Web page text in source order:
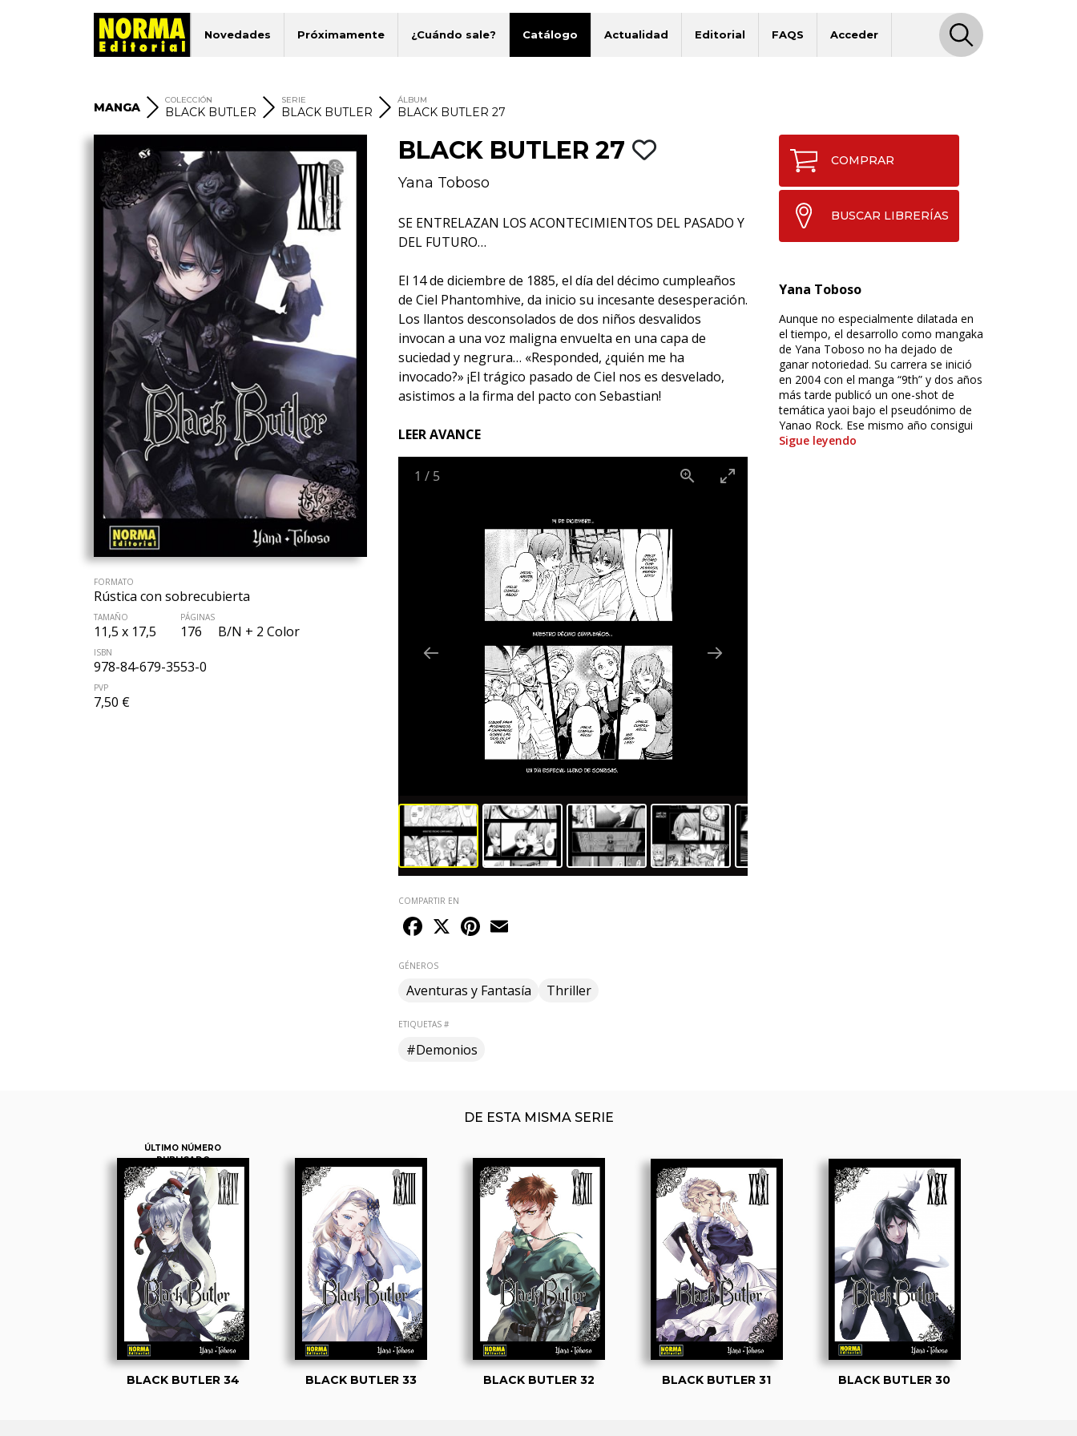
Novedades Próximamente ¿Cuándo sale? Catálogo Actualidad Editorial FAQS Acceder
MANGA
COLECCIÓN
BLACK BUTLER
SERIE
BLACK BUTLER
ÁLBUM
BLACK BUTLER 27
FORMATO
Rústica con sobrecubierta
TAMAÑO
11,5 x 17,5
PÁGINAS
176 B/N + 2 Color
ISBN
978-84-679-3553-0
PVP
7,50 €
BLACK BUTLER 27
Yana Toboso
SE ENTRELAZAN LOS ACONTECIMIENTOS DEL PASADO Y
DEL FUTURO…
El 14 de diciembre de 1885, el día del décimo cumpleaños
de Ciel Phantomhive, da inicio su incesante desesperación.
Los llantos desconsolados de dos niños desvalidos
invocan a una voz maligna envuelta en una capa de
suciedad y negrura… «Responded, ¿quién me ha
invocado?» ¡El trágico pasado de Ciel nos es desvelado,
asistimos a la firma del pacto con Sebastian!
LEER AVANCE
1 / 5
COMPARTIR EN
Facebook
X Pinterest
GÉNEROS
Aventuras y Fantasía Thriller
ETIQUETAS #
#Demonios
COMPRAR
BUSCAR LIBRERÍAS
Yana Toboso
Aunque no especialmente dilatada en
el tiempo, el desarrollo como mangaka
de Yana Toboso no ha dejado de
ganar notoriedad. Su carrera se inició
en 2004 con el manga “9th” y dos años
más tarde publicó un one-shot de
temática yaoi bajo el pseudónimo de
Yanao Rock. Ese mismo año consigui
Sigue leyendo
DE ESTA MISMA SERIE
ÚLTIMO NÚMERO
PUBLICADO
BLACK BUTLER 34 BLACK BUTLER 33 BLACK BUTLER 32 BLACK BUTLER 31 BLACK BUTLER 30